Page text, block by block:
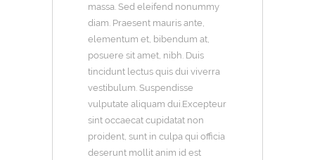
massa. Sed eleifend nonummy
diam. Praesent mauris ante,
elementum et, bibendum at,
posuere sit amet, nibh. Duis
tincidunt lectus quis dui viverra
vestibulum. Suspendisse
vulputate aliquam dui.Excepteur
sint occaecat cupidatat non
proident, sunt in culpa qui officia
deserunt mollit anim id est